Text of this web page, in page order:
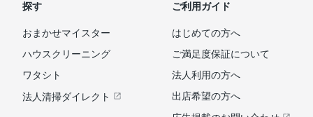
探す
おまかせマイスター
ハウスクリーニング
ワタシト
法人清掃ダイレクト
ご利用ガイド
はじめての方へ
ご満足度保証について
法人利用の方へ
出店希望の方へ